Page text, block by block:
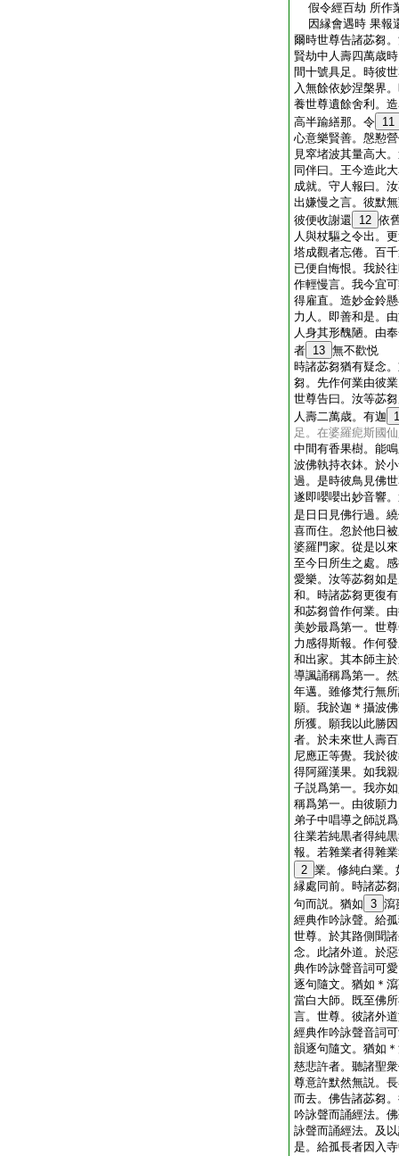
假令經百劫 所作
因縁會遇時 果報
爾時世尊告諸苾芻
賢劫中人壽四萬歳
間十號具足。時彼
入無餘依妙涅槃界
養世尊遺餘舍利。
高半踰繕那。令 11
心意樂賢善。慇懃
見窣堵波其量高大
同伴曰。王今造此
成就。守人報曰。
出嫌慢之言。彼默
彼便收謝還
12 依
人與杖驅之令出。
塔成觀者忘倦。百
已便自悔恨。我於
作輕慢言。我今宜
得雇直。造妙金鈴
力人。即善和是。
人身其形醜陋。由
者 13 無不歡悦
時諸苾芻猶有疑念
芻。先作何業由彼
世尊告曰。汝等苾
人壽二萬歳。有迦
足。在婆羅痆斯國
中間有香果樹。能
波佛執持衣鉢。於
過。是時彼鳥見佛
遂即嚶嚶出妙音響
是日日見佛行過。
喜而住。忽於他日
婆羅門家。從是以
至今日所生之處。
愛樂。汝等苾芻如
和。時諸苾芻更復
和苾芻曾作何業。
美妙最爲第一。世
力感得斯報。作何
和出家。其本師主
導諷誦稱爲第一。
年邁。雖修梵行無
願。我於迦＊攝波
所獲。願我以此勝
者。於未來世人壽
尼應正等覺。我於
得阿羅漢果。如我
子説爲第一。我亦
稱爲第一。由彼願
弟子中唱導之師説
往業若純黒者得純
報。若雜業者得雜
2 業。修純白業。
縁處同前。時諸苾
句而説。猶如 3 瀉
經典作吟詠聲。給
世尊。於其路側聞
念。此諸外道。於
典作吟詠聲音詞可
逐句隨文。猶如＊
當白大師。既至佛
言。世尊。彼諸外
經典作吟詠聲音詞
韻逐句隨文。猶如
慈悲許者。聽諸聖
尊意許默然無説。
而去。佛告諸苾芻
吟詠聲而誦經法。
詠聲而誦經法。及
是。給孤長者因入